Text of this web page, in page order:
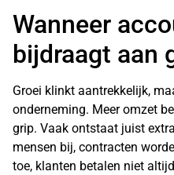
Wanneer
bijdraagt aan
Groei klinkt aantrekkelijk,
onderneming. Meer omzet
grip. Vaak ontstaat juist
mensen bij, contracten
toe, klanten betalen niet